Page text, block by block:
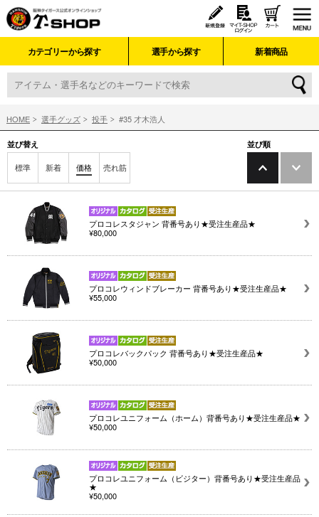
カテゴリーから探す 選手から探す 新着商品
HOME 選手グッズ 投手 #35 才木浩人
並び替え
標準 新着 価格 売れ筋
並び順
プロコレスタジャン 背番号あり★受注生産品★
¥80,000
プロコレウィンドブレーカー 背番号あり★受注生産品★
¥55,000
プロコレバックパック 背番号あり★受注生産品★
¥50,000
プロコレユニフォーム（ホーム）背番号あり★受注生産品★
¥50,000
プロコレユニフォーム（ビジター）背番号あり★受注生産品
★
¥50,000